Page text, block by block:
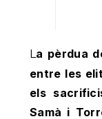
La pèrdua de les colònies espanyoles el 1898 va evidenciar el contrast
entre les
els
Samà i